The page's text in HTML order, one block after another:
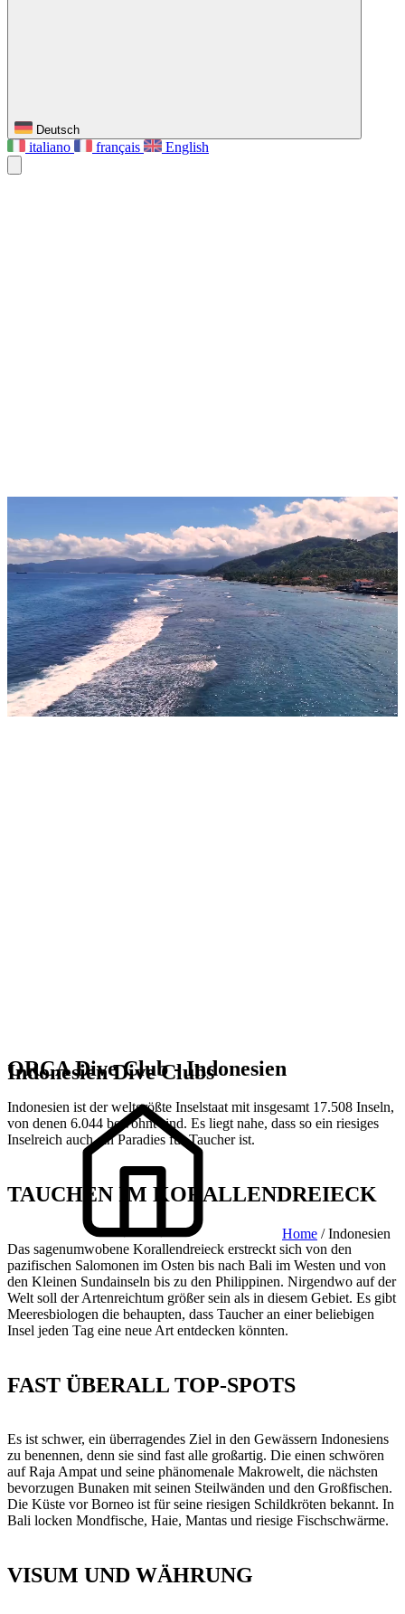
Deutsch
italiano français English
Indonesien Dive Clubs
Home / Indonesien
ORCA Dive Club - Indonesien
Indonesien ist der weltgrößte Inselstaat mit insgesamt 17.508 Inseln,
von denen 6.044 bewohnt sind. Es liegt nahe, dass so ein riesiges
Inselreich auch ein Paradies für Taucher ist.
TAUCHEN IM KORALLENDREIECK
Das sagenumwobene Korallendreieck erstreckt sich von den
pazifischen Salomonen im Osten bis nach Bali im Westen und von
den Kleinen Sundainseln bis zu den Philippinen. Nirgendwo auf der
Welt soll der Artenreichtum größer sein als in diesem Gebiet. Es gibt
Meeresbiologen die behaupten, dass Taucher an einer beliebigen
Insel jeden Tag eine neue Art entdecken könnten.
FAST ÜBERALL TOP-SPOTS
Es ist schwer, ein überragendes Ziel in den Gewässern Indonesiens
zu benennen, denn sie sind fast alle großartig. Die einen schwören
auf Raja Ampat und seine phänomenale Makrowelt, die nächsten
bevorzugen Bunaken mit seinen Steilwänden und den Großfischen.
Die Küste vor Borneo ist für seine riesigen Schildkröten bekannt. In
Bali locken Mondfische, Haie, Mantas und riesige Fischschwärme.
VISUM UND WÄHRUNG